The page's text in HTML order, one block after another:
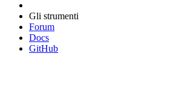
Gli strumenti
Forum
Docs
GitHub